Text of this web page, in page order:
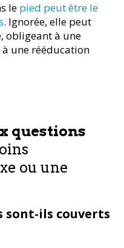
le pied peut être le
. Ignorée, elle peut
obligeant à une
une rééducation
questions
ou une
sont-ils couverts